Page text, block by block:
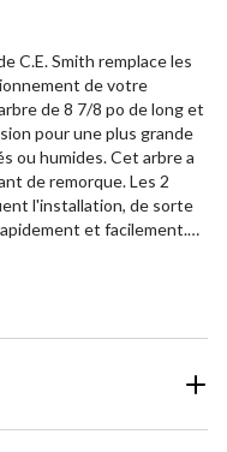
C.E. Smith remplace les
de votre
de 8 7/8 po de long et
pour une plus grande
ou humides. Cet arbre a
de remorque. Les 2
l'installation, de sorte
et facilement.
remplacer les pièces